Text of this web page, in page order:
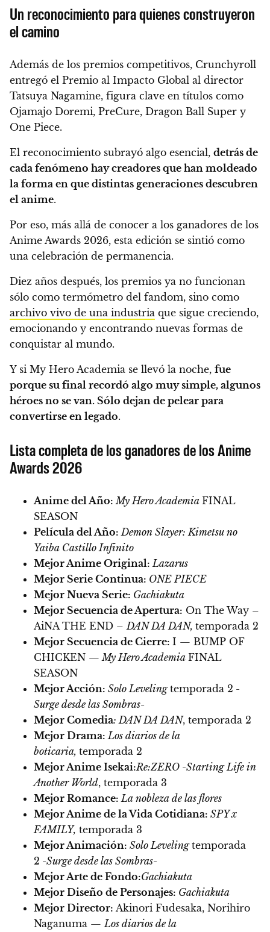
Un reconocimiento para quienes construyeron
el camino
Además de los premios competitivos, Crunchyroll
entregó el Premio al Impacto Global al director
Tatsuya Nagamine, figura clave en títulos como
Ojamajo Doremi, PreCure, Dragon Ball Super y
One Piece.
El reconocimiento subrayó algo esencial, detrás de
cada fenómeno hay creadores que han moldeado
la forma en que distintas generaciones descubren
el anime.
Por eso, más allá de conocer a los ganadores de los
Anime Awards 2026, esta edición se sintió como
una celebración de permanencia.
Diez años después, los premios ya no funcionan
sólo como termómetro del fandom, sino como
archivo vivo de una industria que sigue creciendo,
emocionando y encontrando nuevas formas de
conquistar al mundo.
Y si My Hero Academia se llevó la noche, fue
porque su final recordó algo muy simple, algunos
héroes no se van. Sólo dejan de pelear para
convertirse en legado.
Lista completa de los ganadores de los Anime
Awards 2026
Anime del Año: My Hero Academia FINAL
SEASON
Película del Año: Demon Slayer: Kimetsu no
Yaiba Castillo Infinito
Mejor Anime Original: Lazarus
Mejor Serie Continua: ONE PIECE
Mejor Nueva Serie: Gachiakuta
Mejor Secuencia de Apertura: On The Way –
AiNA THE END – DAN DA DAN, temporada 2
Mejor Secuencia de Cierre: I — BUMP OF
CHICKEN — My Hero Academia FINAL
SEASON
Mejor Acción: Solo Levelingtemporada 2 -
Surge desde las Sombras-
Mejor Comedia: DAN DA DAN, temporada 2
Mejor Drama: Los diarios de la
boticaria, temporada 2
Mejor Anime Isekai:Re:ZERO -Starting Life in
Another World, temporada 3
Mejor Romance: La nobleza de las flores
Mejor Anime de la Vida Cotidiana: SPY x
FAMILY, temporada 3
Mejor Animación: Solo Levelingtemporada
2 -Surge desde las Sombras-
Mejor Arte de Fondo:Gachiakuta
Mejor Diseño de Personajes: Gachiakuta
Mejor Director: Akinori Fudesaka, Norihiro
Naganuma — Los diarios de la